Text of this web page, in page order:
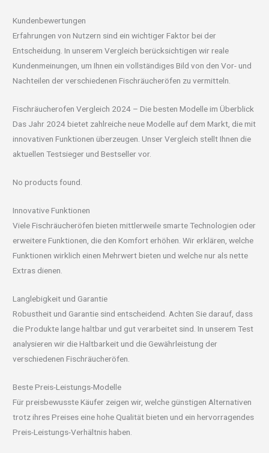
Kundenbewertungen
Erfahrungen von Nutzern sind ein wichtiger Faktor bei der
Entscheidung. In unserem Vergleich berücksichtigen wir reale
Kundenmeinungen, um Ihnen ein vollständiges Bild von den Vor- und
Nachteilen der verschiedenen Fischräucheröfen zu vermitteln.
Fischräucherofen Vergleich 2024 – Die besten Modelle im Überblick
Das Jahr 2024 bietet zahlreiche neue Modelle auf dem Markt, die mit
innovativen Funktionen überzeugen. Unser Vergleich stellt Ihnen die
aktuellen Testsieger und Bestseller vor.
No products found.
Innovative Funktionen
Viele Fischräucheröfen bieten mittlerweile smarte Technologien oder
erweitere Funktionen, die den Komfort erhöhen. Wir erklären, welche
Funktionen wirklich einen Mehrwert bieten und welche nur als nette
Extras dienen.
Langlebigkeit und Garantie
Robustheit und Garantie sind entscheidend. Achten Sie darauf, dass
die Produkte lange haltbar und gut verarbeitet sind. In unserem Test
analysieren wir die Haltbarkeit und die Gewährleistung der
verschiedenen Fischräucheröfen.
Beste Preis-Leistungs-Modelle
Für preisbewusste Käufer zeigen wir, welche günstigen Alternativen
trotz ihres Preises eine hohe Qualität bieten und ein hervorragendes
Preis-Leistungs-Verhältnis haben.